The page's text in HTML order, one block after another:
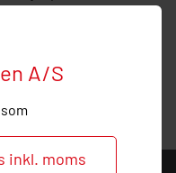
A/S
inkl. moms
reservedele til